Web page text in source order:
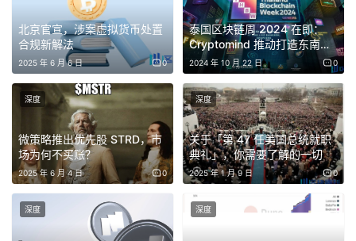
期，一旦渗透率突破 30%，‌行业基本上就进入了成熟发展
阶段。
以国内最近几年很火的新能源汽车为例，从 2005 年算起，
中国新能源汽车用了 10 年市场渗透率才突破 1%，但随后
仅用了 5 年，在 2020 年渗透率就超过了 5% 的关键转折
点，达到 5.4%。随后的 4 年，新能源汽车呈现了爆炸式的
增长态势。而在刚刚结束的 7 月，中国新能源汽车发展迎来
历史性一刻，新能源汽车渗透率首次有完整月份突破
50%，成为行业又一标志时刻。
北京官宣，涉案虚拟货币处置
合规新解法
2025 年 6 月 6 日 0
泰国区块链周 2024 在即：
Cryptomind 推动打造东南亚
区块链中心，聚焦投资、创新
与互联
2024 年 10 月 22 日 0
微策略推出优先股 STRD，市
场为何不买账？
2025 年 6 月 4 日 0
深度
关于「第 47 任美国总统就职
典礼」，你需要了解的一切
2025 年 1 月 9 日 0
深度
深度 深度